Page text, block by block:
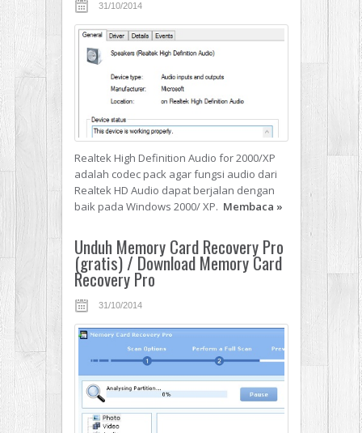
31/10/2014
Realtek High Definition Audio for 2000/XP
adalah codec pack agar fungsi audio dari
Realtek HD Audio dapat berjalan dengan
baik pada Windows 2000/ XP. Membaca »
Unduh Memory Card Recovery Pro
(gratis) / Download Memory Card
Recovery Pro
31/10/2014